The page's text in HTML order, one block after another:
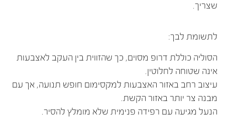
שצריך.
לתשומת לבך:
הסוליה כוללת דרופ מסוים, כך שהזווית בין העקב לאצבעות
אינה שטוחה לחלוטין.
עיצוב רחב באזור האצבעות למקסימום חופש תנועה, אך עם
מבנה צר יותר באזור הקשת.
הנעל מגיעה עם רפידה פנימית שלא מומלץ להסיר.